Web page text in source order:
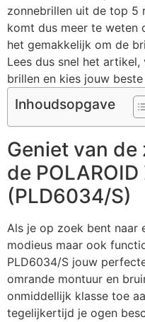
zonnebrillen uit de top 5
komt dus meer te weten
het gemakkelijk om de
Lees dus snel het
brillen en kies jouw
Inhoudsopgave
Geniet van
de
(PLD6034/S)
Als je op zoek bent naar
modieus maar ook
PLD6034/S jouw
omrande montuur en
onmiddellijk klasse toe
tegelijkertijd je ogen